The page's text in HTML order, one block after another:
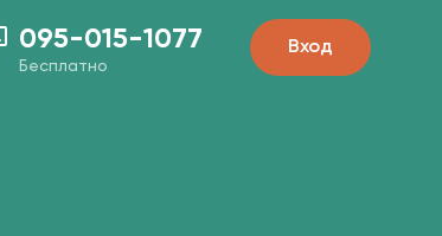
095-015-1077
Бесплатно
Вход